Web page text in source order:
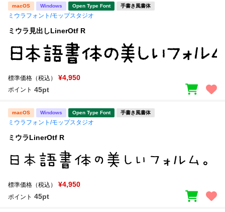
macOS Windows Open Type Font 手書き風書体
ミウラフォント/モップスタジオ
ミウラ見出しLinerOtf R
標準価格（税込） ¥4,950
ポイント 45pt
macOS Windows Open Type Font 手書き風書体
ミウラフォント/モップスタジオ
ミウラLinerOtf R
標準価格（税込） ¥4,950
ポイント 45pt